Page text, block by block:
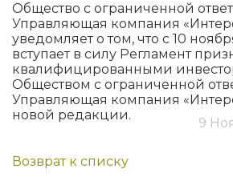
Общество с ограниченной
Управляющая компания
уведомляет о том, что с 10
вступает в силу Регламент
квалифицированными
Обществом с ограниченной
Управляющая компания
новой редакции.
9
Возврат к списку